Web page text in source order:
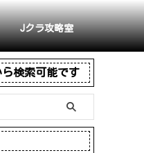
Jクラ攻略室
検索可能です